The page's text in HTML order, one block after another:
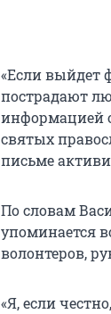
«Если выйдет
пострадают
информацией
святых
письме
По словам
упоминается
волонтеров,
«Я, если